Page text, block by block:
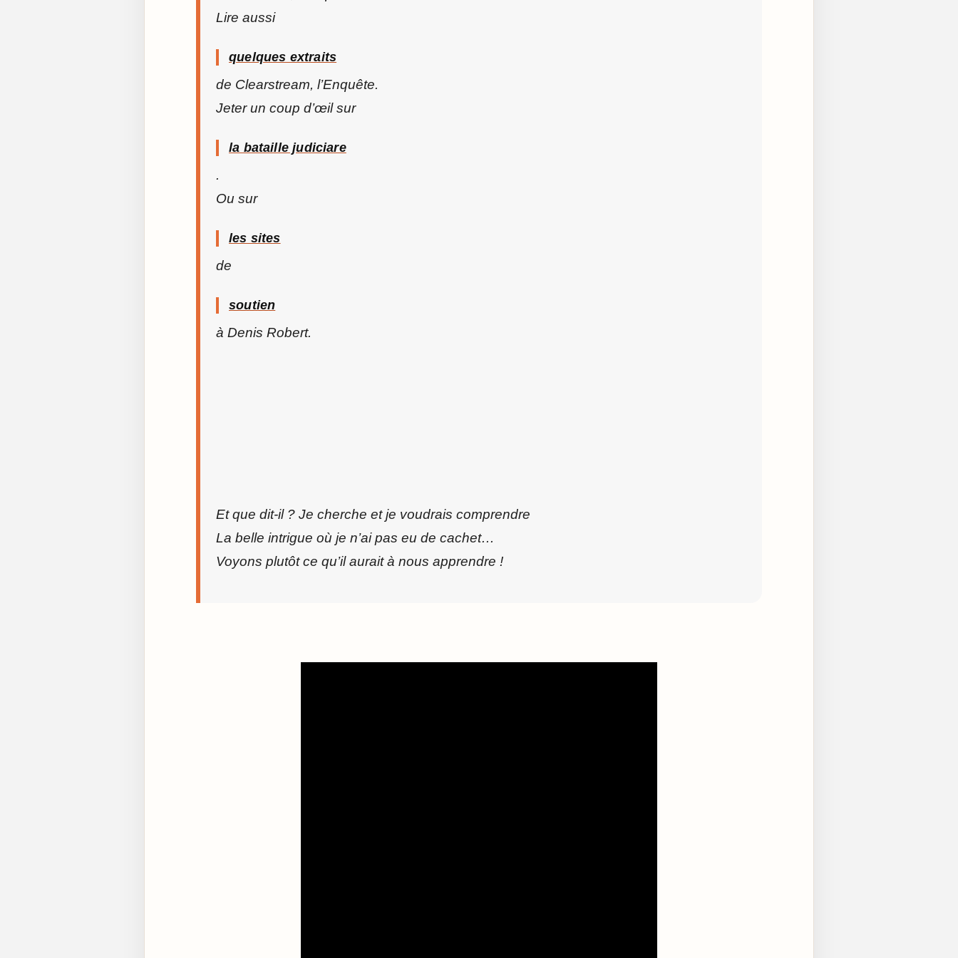
Lire aussi
quelques extraits
de Clearstream, l’Enquête.
Jeter un coup d’œil sur
la bataille judiciare
.
Ou sur
les sites
de
soutien
à Denis Robert.
Et que dit-il ? Je cherche et je voudrais comprendre
La belle intrigue où je n’ai pas eu de cachet…
Voyons plutôt ce qu’il aurait à nous apprendre !